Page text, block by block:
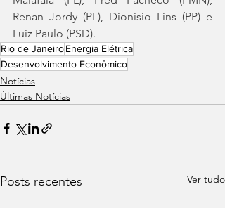
Renan Jordy (PL), Dionisio Lins (PP) e
Luiz Paulo (PSD).
Rio de JaneiroEnergia Elétrica
Desenvolvimento Econômico
Notícias
Últimas Notícias
Posts recentes Ver tudo